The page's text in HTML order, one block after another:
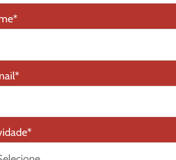
*
*
*